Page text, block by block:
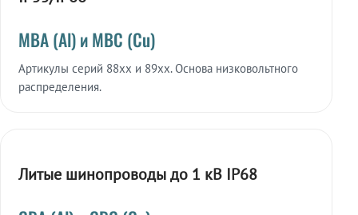
МВА (Al) и МВС (Cu)
Артикулы серий 88xx и 89xx. Основа низковольтного
распределения.
Литые шинопроводы до 1 кВ IP68